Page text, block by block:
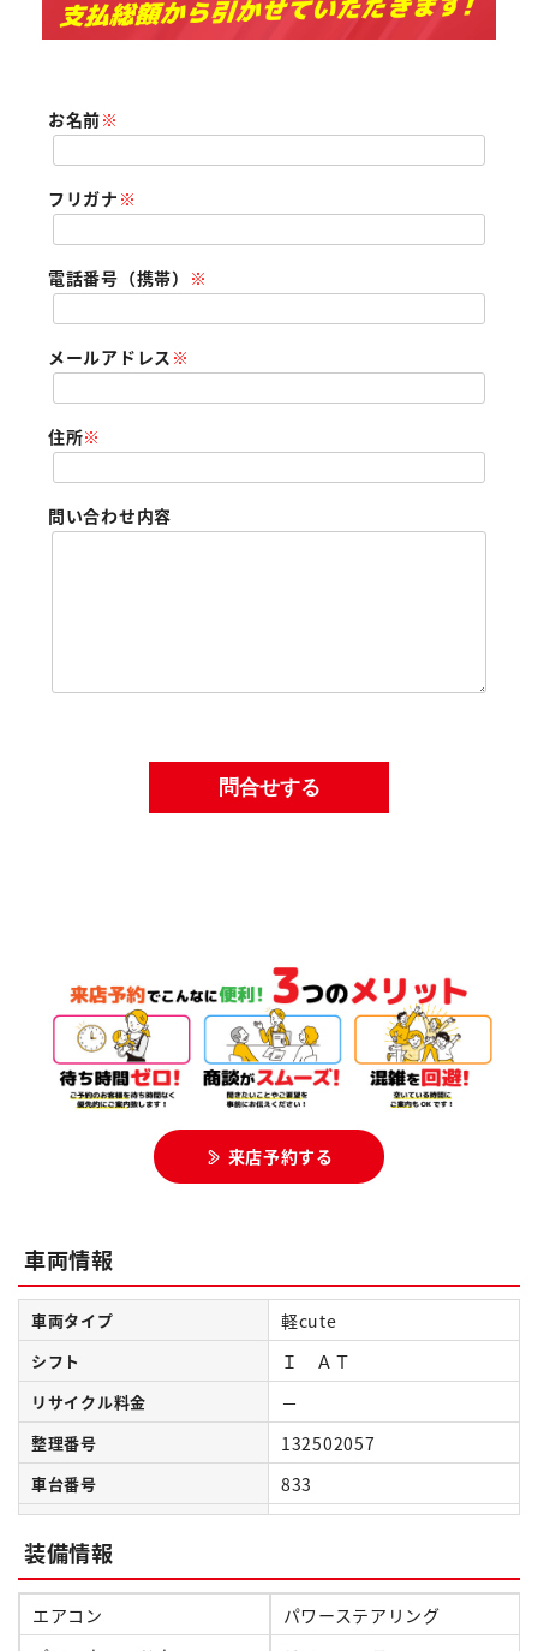
お名前※
フリガナ ※
電話番号（携帯） ※
メールアドレス ※
住所※
問い合わせ内容
来店予約する
車両情報
車両タイプ 軽cute
シフト Ｉ ＡＴ
リサイクル料金 －
整理番号 132502057
車台番号 833
装備情報
エアコン
パワーステアリング